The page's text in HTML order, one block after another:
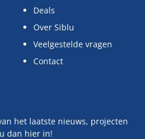
Deals
Over Siblu
Veelgestelde vragen
Contact
het laatste nieuws, projecten
dan hier in!